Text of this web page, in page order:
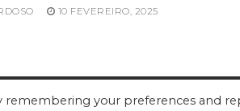
10 FEVEREIRO, 2025
remembering your preferences and